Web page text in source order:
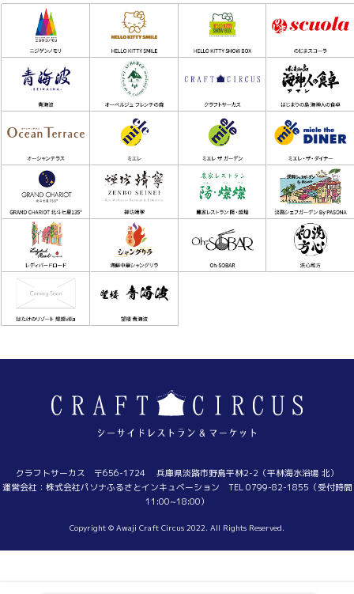
クラフトサーカス 〒656-1724 兵庫県淡路市野島平林2-2（平林海水浴場 北）
運営会社：株式会社パソナふるさとインキュベーション TEL 0799-82-1855（受付時間
11:00~18:00）
Copyright © Awaji Craft Circus 2022. All Rights Reserved.